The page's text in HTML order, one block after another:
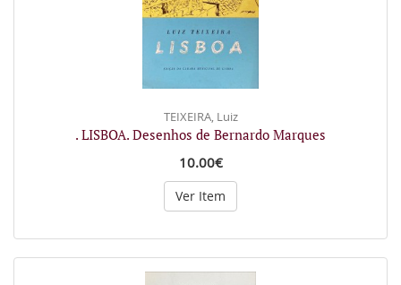
TEIXEIRA, Luiz
. LISBOA. Desenhos de Bernardo Marques
10.00€
Ver Item